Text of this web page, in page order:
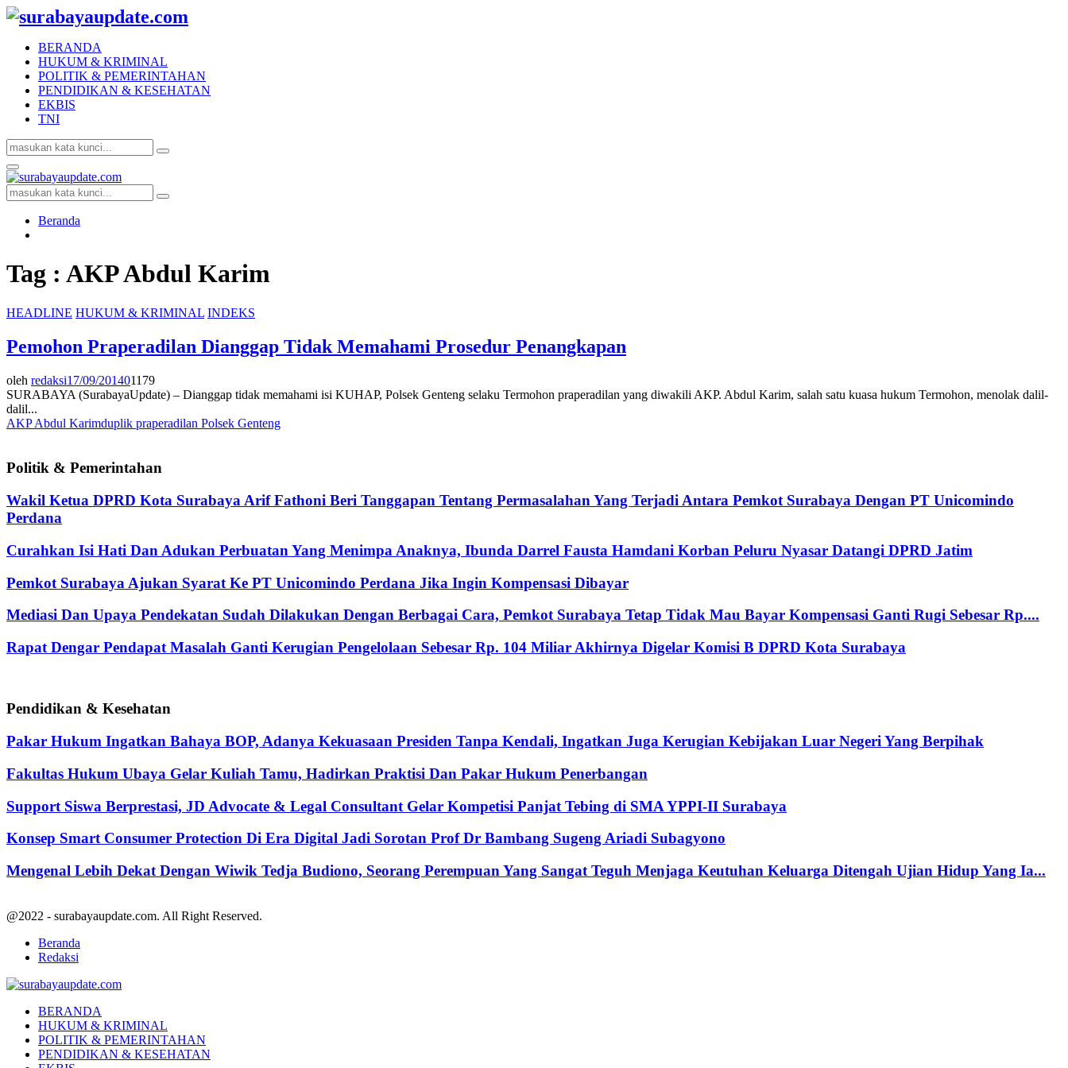
BERANDA
HUKUM & KRIMINAL
POLITIK & PEMERINTAHAN
PENDIDIKAN & KESEHATAN
EKBIS
TNI
Search
for:
Search
Facebook
Twitter
Youtube
Primary
Menu
Search
for:
Search
Beranda
Tag : AKP Abdul Karim
HEADLINE HUKUM & KRIMINAL INDEKS
Pemohon Praperadilan Dianggap Tidak Memahami Prosedur Penangkapan
oleh redaksi17/09/201401179
SURABAYA (SurabayaUpdate) – Dianggap tidak memahami isi KUHAP, Polsek Genteng selaku Termohon praperadilan yang diwakili AKP. Abdul Karim, salah satu kuasa hukum Termohon, menolak dalil-
dalil...
AKP Abdul Karimduplik praperadilan Polsek Genteng
Politik & Pemerintahan
Wakil Ketua DPRD Kota Surabaya Arif Fathoni Beri Tanggapan Tentang Permasalahan Yang Terjadi Antara Pemkot Surabaya Dengan PT Unicomindo
Perdana
Curahkan Isi Hati Dan Adukan Perbuatan Yang Menimpa Anaknya, Ibunda Darrel Fausta Hamdani Korban Peluru Nyasar Datangi DPRD Jatim
Pemkot Surabaya Ajukan Syarat Ke PT Unicomindo Perdana Jika Ingin Kompensasi Dibayar
Mediasi Dan Upaya Pendekatan Sudah Dilakukan Dengan Berbagai Cara, Pemkot Surabaya Tetap Tidak Mau Bayar Kompensasi Ganti Rugi Sebesar Rp....
Rapat Dengar Pendapat Masalah Ganti Kerugian Pengelolaan Sebesar Rp. 104 Miliar Akhirnya Digelar Komisi B DPRD Kota Surabaya
Pendidikan & Kesehatan
Pakar Hukum Ingatkan Bahaya BOP, Adanya Kekuasaan Presiden Tanpa Kendali, Ingatkan Juga Kerugian Kebijakan Luar Negeri Yang Berpihak
Fakultas Hukum Ubaya Gelar Kuliah Tamu, Hadirkan Praktisi Dan Pakar Hukum Penerbangan
Support Siswa Berprestasi, JD Advocate & Legal Consultant Gelar Kompetisi Panjat Tebing di SMA YPPI-II Surabaya
Konsep Smart Consumer Protection Di Era Digital Jadi Sorotan Prof Dr Bambang Sugeng Ariadi Subagyono
Mengenal Lebih Dekat Dengan Wiwik Tedja Budiono, Seorang Perempuan Yang Sangat Teguh Menjaga Keutuhan Keluarga Ditengah Ujian Hidup Yang Ia...
@2022 - surabayaupdate.com. All Right Reserved.
Beranda
Redaksi
BERANDA
HUKUM & KRIMINAL
POLITIK & PEMERINTAHAN
PENDIDIKAN & KESEHATAN